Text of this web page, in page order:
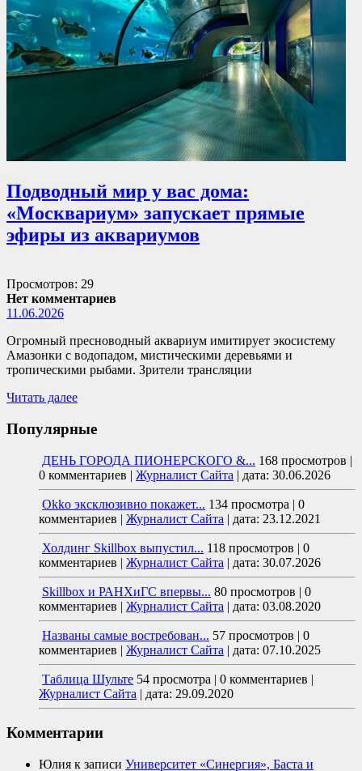
Подводный мир у вас дома:
«Москвариум» запускает прямые
эфиры из аквариумов
Просмотров: 29
Нет комментариев
11.06.2026
Огромный пресноводный аквариум имитирует экосистему
Амазонки с водопадом, мистическими деревьями и
тропическими рыбами. Зрители трансляции
Читать далее
Популярные
ДЕНЬ ГОРОДА ПИОНЕРСКОГО &... 168 просмотров |
0 комментариев | Журналист Сайта | дата: 30.06.2026
Okko эксклюзивно покажет... 134 просмотра | 0
комментариев | Журналист Сайта | дата: 23.12.2021
Холдинг Skillbox выпустил... 118 просмотров | 0
комментариев | Журналист Сайта | дата: 30.07.2026
Skillbox и РАНХиГС впервы... 80 просмотров | 0
комментариев | Журналист Сайта | дата: 03.08.2020
Названы самые востребован... 57 просмотров | 0
комментариев | Журналист Сайта | дата: 07.10.2025
Таблица Шульте 54 просмотра | 0 комментариев |
Журналист Сайта | дата: 29.09.2020
Комментарии
Юлия к записи Университет «Синергия», Баста и